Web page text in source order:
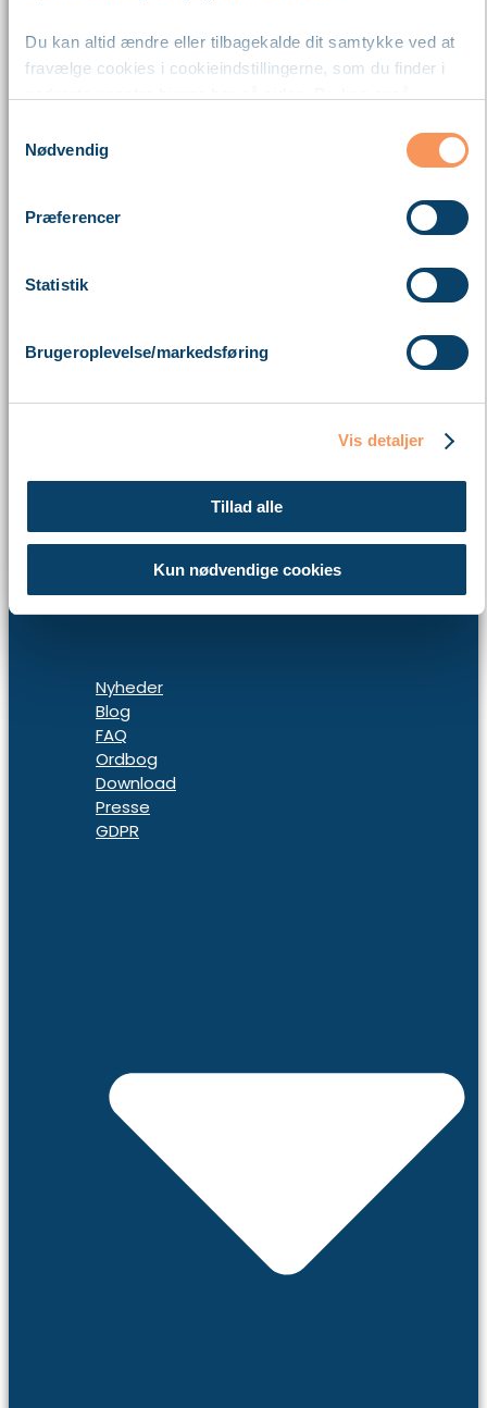
Du kan altid ændre eller tilbagekalde dit samtykke ved at
fravælge cookies i cookieindstillingerne, som du finder i
Læs mere om vores brug af cookies nedenfor – og om
Nødvendig
Præferencer
Statistik
Brugeroplevelse/markedsføring
Vis detaljer
Tillad alle
Kun nødvendige cookies
Nyheder
Blog
FAQ
Ordbog
Download
Presse
GDPR